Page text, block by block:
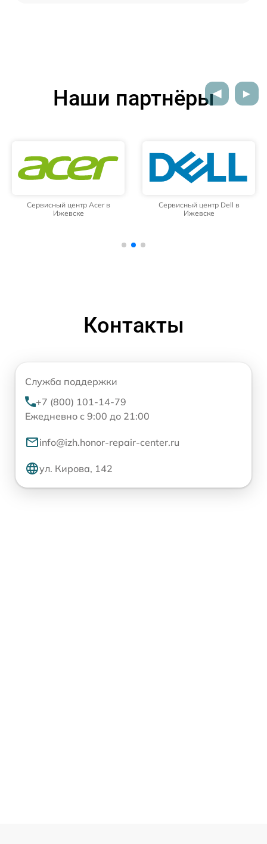
Наши партнёры
Сервисный центр Acer в
Ижевске
Сервисный центр Dell в
Ижевске
Контакты
Служба поддержки
+7 (800) 101-14-79
Ежедневно с 9:00 до 21:00
info@izh.honor-repair-center.ru
ул. Кирова, 142